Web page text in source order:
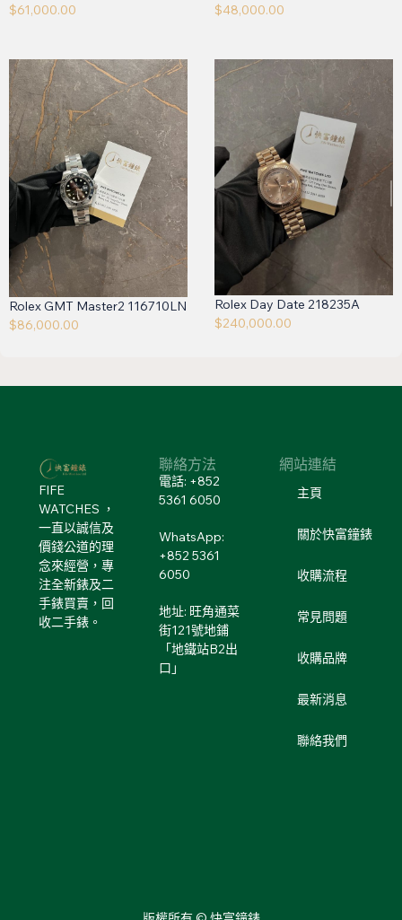
$61,000.00
$48,000.00
Rolex GMT Master2 116710LN
$86,000.00
Rolex Day Date 218235A
$240,000.00
FIFE
WATCHES ，
一直以誠信及
價錢公道的理
念來經營，專
注全新錶及二
手錶買賣，回
收二手錶。
聯絡方法
電話: +852
5361 6050
WhatsApp:
+852 5361
6050
地址: 旺角通菜
街121號地鋪
「地鐵站B2出
口」
網站連結
主頁
關於快富鐘錶
收購流程
常見問題
收購品牌
最新消息
聯絡我們